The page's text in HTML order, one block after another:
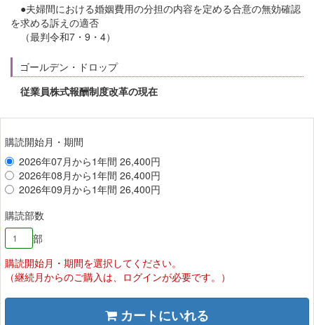
●夫婦間における婚姻費用の分担の内容を定める合意の無効確認
を求める訴えの適否
（最判令和7・9・4）
ゴールデン・ドロップ
従業員株式報酬制度改革の現在
購読開始月・期間
2026年07月から1年間 26,400円
2026年08月から1年間 26,400円
2026年09月から1年間 26,400円
購読部数
部
購読開始月・期間を選択してください。
（継続月からのご購入は、ログインが必要です。）
カートにいれる